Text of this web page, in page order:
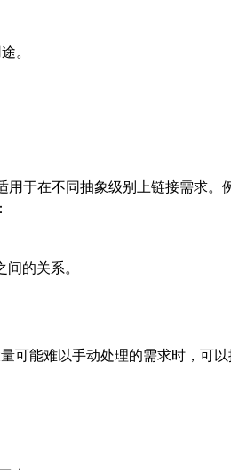
。
于在不同抽象级别上链接需求。
的关系。
可能难以手动处理的需求时，可以